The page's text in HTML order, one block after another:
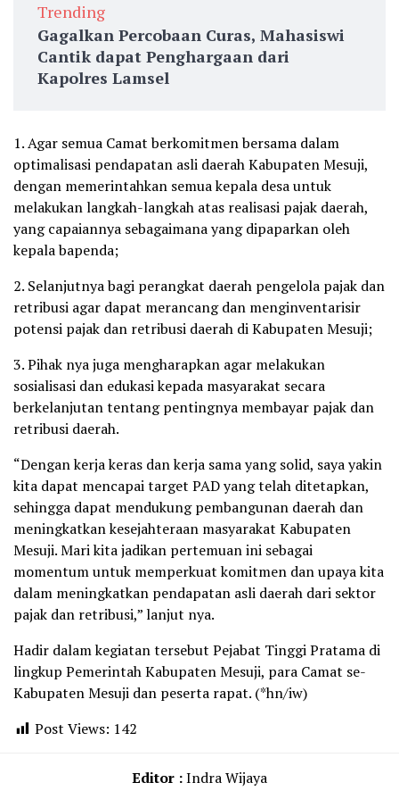
Trending
Gagalkan Percobaan Curas, Mahasiswi
Cantik dapat Penghargaan dari
Kapolres Lamsel
1. Agar semua Camat berkomitmen bersama dalam
optimalisasi pendapatan asli daerah Kabupaten Mesuji,
dengan memerintahkan semua kepala desa untuk
melakukan langkah-langkah atas realisasi pajak daerah,
yang capaiannya sebagaimana yang dipaparkan oleh
kepala bapenda;
2. Selanjutnya bagi perangkat daerah pengelola pajak dan
retribusi agar dapat merancang dan menginventarisir
potensi pajak dan retribusi daerah di Kabupaten Mesuji;
3. Pihak nya juga mengharapkan agar melakukan
sosialisasi dan edukasi kepada masyarakat secara
berkelanjutan tentang pentingnya membayar pajak dan
retribusi daerah.
“Dengan kerja keras dan kerja sama yang solid, saya yakin
kita dapat mencapai target PAD yang telah ditetapkan,
sehingga dapat mendukung pembangunan daerah dan
meningkatkan kesejahteraan masyarakat Kabupaten
Mesuji. Mari kita jadikan pertemuan ini sebagai
momentum untuk memperkuat komitmen dan upaya kita
dalam meningkatkan pendapatan asli daerah dari sektor
pajak dan retribusi,” lanjut nya.
Hadir dalam kegiatan tersebut Pejabat Tinggi Pratama di
lingkup Pemerintah Kabupaten Mesuji, para Camat se-
Kabupaten Mesuji dan peserta rapat. (*hn/iw)
Post Views: 142
Editor :Indra Wijaya